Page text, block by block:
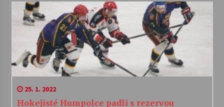
25. 1. 2022
Hokejisté Humpolce padli s rezervou